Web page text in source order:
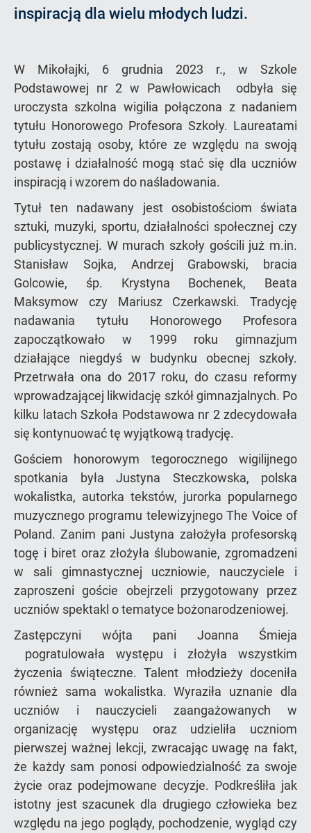
inspiracją dla wielu młodych ludzi.
W Mikołajki, 6 grudnia 2023 r., w Szkole
Podstawowej nr 2 w Pawłowicach odbyła się
uroczysta szkolna wigilia połączona z nadaniem
tytułu Honorowego Profesora Szkoły. Laureatami
tytułu zostają osoby, które ze względu na swoją
postawę i działalność mogą stać się dla uczniów
inspiracją i wzorem do naśladowania.
Tytuł ten nadawany jest osobistościom świata
sztuki, muzyki, sportu, działalności społecznej czy
publicystycznej. W murach szkoły gościli już m.in.
Stanisław Sojka, Andrzej Grabowski, bracia
Golcowie, śp. Krystyna Bochenek, Beata
Maksymow czy Mariusz Czerkawski. Tradycję
nadawania tytułu Honorowego Profesora
zapoczątkowało w 1999 roku gimnazjum
działające niegdyś w budynku obecnej szkoły.
Przetrwała ona do 2017 roku, do czasu reformy
wprowadzającej likwidację szkół gimnazjalnych. Po
kilku latach Szkoła Podstawowa nr 2 zdecydowała
się kontynuować tę wyjątkową tradycję.
Gościem honorowym tegorocznego wigilijnego
spotkania była Justyna Steczkowska, polska
wokalistka, autorka tekstów, jurorka popularnego
muzycznego programu telewizyjnego The Voice of
Poland. Zanim pani Justyna założyła profesorską
togę i biret oraz złożyła ślubowanie, zgromadzeni
w sali gimnastycznej uczniowie, nauczyciele i
zaproszeni goście obejrzeli przygotowany przez
uczniów spektakl o tematyce bożonarodzeniowej.
Zastępczyni wójta pani Joanna Śmieja
pogratulowała występu i złożyła wszystkim
życzenia świąteczne. Talent młodzieży doceniła
również sama wokalistka. Wyraziła uznanie dla
uczniów i nauczycieli zaangażowanych w
organizację występu oraz udzieliła uczniom
pierwszej ważnej lekcji, zwracając uwagę na fakt,
że każdy sam ponosi odpowiedzialność za swoje
życie oraz podejmowane decyzje. Podkreśliła jak
istotny jest szacunek dla drugiego człowieka bez
względu na jego poglądy, pochodzenie, wygląd czy